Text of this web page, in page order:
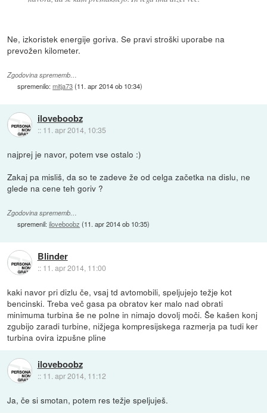
Ne, izkoristek energije goriva. Se pravi stroški uporabe na
prevožen kilometer.
Zgodovina sprememb…
spremenilo:mitja73(11. apr 2014 ob 10:34)
iloveboobz
:: 11. apr 2014, 10:35
najprej je navor, potem vse ostalo :)
Zakaj pa misliš, da so te zadeve že od celga začetka na dislu, ne
glede na cene teh goriv ?
Zgodovina sprememb…
spremenil:iloveboobz (11. apr 2014 ob 10:35)
Blinder
:: 11. apr 2014, 11:00
kaki navor pri dizlu če, vsaj td avtomobili, speljujejo težje kot
bencinski. Treba več gasa pa obratov ker malo nad obrati
minimuma turbina še ne polne in nimajo dovolj moči. Še kašen konj
zgubijo zaradi turbine, nižjega kompresijskega razmerja pa tudi ker
turbina ovira izpušne pline
iloveboobz
:: 11. apr 2014, 11:12
Ja, če si smotan, potem res težje speljuješ.